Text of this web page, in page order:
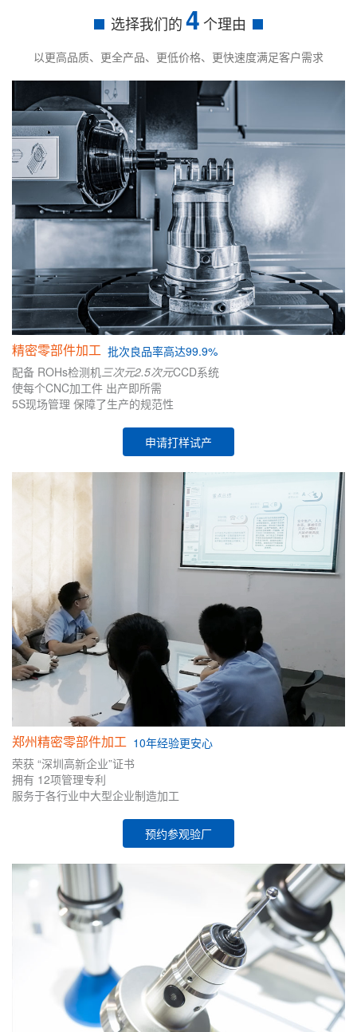
选择我们的4个理由
以更高品质、更全产品、更低价格、更快速度满足客户需求
精密零部件加工 批次良品率高达99.9%
配备 ROHs检测机三次元2.5次元CCD系统
使每个CNC加工件 出产即所需
5S现场管理 保障了生产的规范性
申请打样试产
郑州精密零部件加工 10年经验更安心
荣获 “深圳高新企业”证书
拥有 12项管理专利
服务于各行业中大型企业制造加工
预约参观验厂